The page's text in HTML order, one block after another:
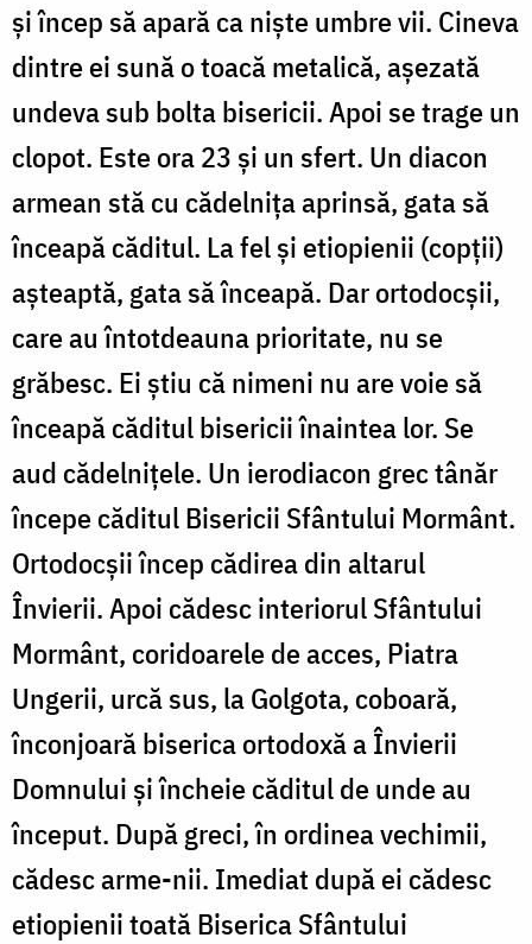
și încep să apară ca niște umbre vii. Cineva
dintre ei sună o toacă metalică, așezată
undeva sub bolta bisericii. Apoi se trage un
clopot. Este ora 23 și un sfert. Un diacon
armean stă cu cădelnița aprinsă, gata să
înceapă căditul. La fel și etiopienii (copții)
așteaptă, gata să înceapă. Dar ortodocșii,
care au întotdeauna prioritate, nu se
grăbesc. Ei știu că nimeni nu are voie să
înceapă căditul bisericii înaintea lor. Se
aud cădelnițele. Un ierodiacon grec tânăr
începe căditul Bisericii Sfântului Mormânt.
Ortodocșii încep cădirea din altarul
Învierii. Apoi cădesc interiorul Sfântului
Mormânt, coridoarele de acces, Piatra
Ungerii, urcă sus, la Golgota, coboară,
înconjoară biserica ortodoxă a Învierii
Domnului și încheie căditul de unde au
început. După greci, în ordinea vechimii,
cădesc arme-nii. Imediat după ei cădesc
etiopienii toată Biserica Sfântului